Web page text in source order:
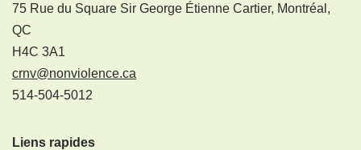
75 Rue du Square Sir George Étienne Cartier, Montréal,
QC
H4C 3A1
crnv@nonviolence.ca
514-504-5012
Liens rapides